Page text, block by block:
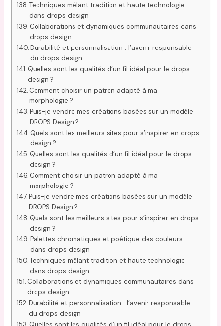
Techniques mêlant tradition et haute technologie
dans drops design
Collaborations et dynamiques communautaires dans
drops design
Durabilité et personnalisation : l’avenir responsable
du drops design
Quelles sont les qualités d’un fil idéal pour le drops
design ?
Comment choisir un patron adapté à ma
morphologie ?
Puis-je vendre mes créations basées sur un modèle
DROPS Design ?
Quels sont les meilleurs sites pour s’inspirer en drops
design ?
Quelles sont les qualités d’un fil idéal pour le drops
design ?
Comment choisir un patron adapté à ma
morphologie ?
Puis-je vendre mes créations basées sur un modèle
DROPS Design ?
Quels sont les meilleurs sites pour s’inspirer en drops
design ?
Palettes chromatiques et poétique des couleurs
dans drops design
Techniques mêlant tradition et haute technologie
dans drops design
Collaborations et dynamiques communautaires dans
drops design
Durabilité et personnalisation : l’avenir responsable
du drops design
Quelles sont les qualités d’un fil idéal pour le drops